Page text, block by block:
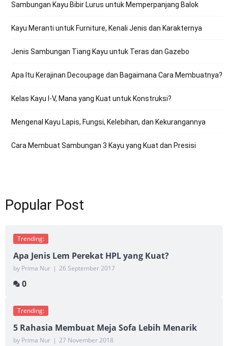
Sambungan Kayu Bibir Lurus untuk Memperpanjang Balok
Kayu Meranti untuk Furniture, Kenali Jenis dan Karakternya
Jenis Sambungan Tiang Kayu untuk Teras dan Gazebo
Apa Itu Kerajinan Decoupage dan Bagaimana Cara Membuatnya?
Kelas Kayu I-V, Mana yang Kuat untuk Konstruksi?
Mengenal Kayu Lapis, Fungsi, Kelebihan, dan Kekurangannya
Cara Membuat Sambungan 3 Kayu yang Kuat dan Presisi
Popular Post
Trending:
Apa Jenis Lem Perekat HPL yang Kuat?
by Prima Nur | 26 September 2017
0
Trending:
5 Rahasia Membuat Meja Sofa Lebih Menarik
by Prima Nur | 27 November 2018